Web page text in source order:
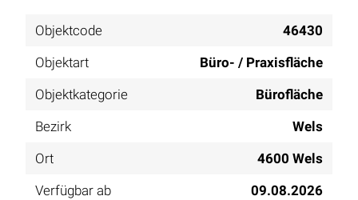
Objektcode
46430
Objektart
Büro- / Praxisfläche
Objektkategorie
Bürofläche
Bezirk
Wels
Ort
4600 Wels
Verfügbar ab
09.08.2026